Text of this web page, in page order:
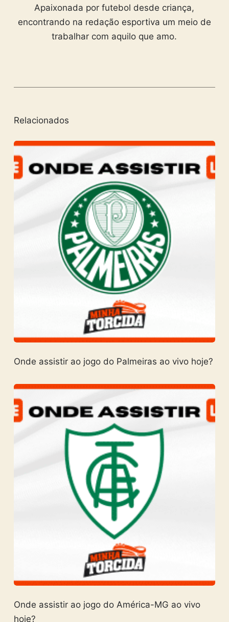
Apaixonada por futebol desde criança,
encontrando na redação esportiva um meio de
trabalhar com aquilo que amo.
Relacionados
Onde assistir ao jogo do Palmeiras ao vivo hoje?
Onde assistir ao jogo do América-MG ao vivo
hoje?